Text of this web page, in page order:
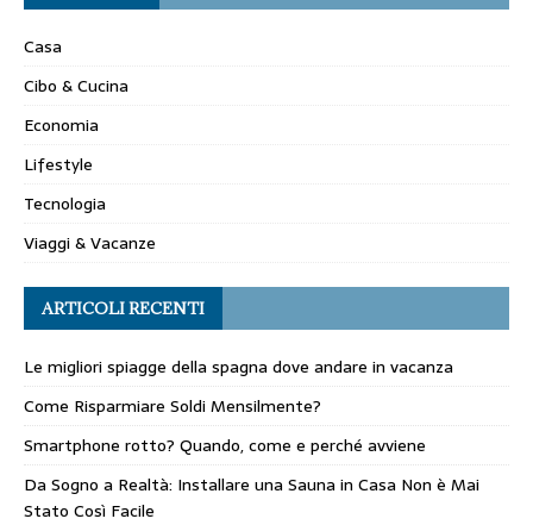
Casa
Cibo & Cucina
Economia
Lifestyle
Tecnologia
Viaggi & Vacanze
ARTICOLI RECENTI
Le migliori spiagge della spagna dove andare in vacanza
Come Risparmiare Soldi Mensilmente?
Smartphone rotto? Quando, come e perché avviene
Da Sogno a Realtà: Installare una Sauna in Casa Non è Mai
Stato Così Facile